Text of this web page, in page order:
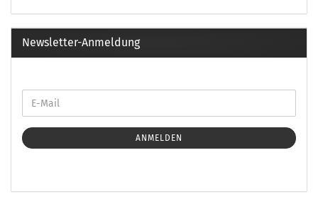
Newsletter-Anmeldung
ANMELDEN